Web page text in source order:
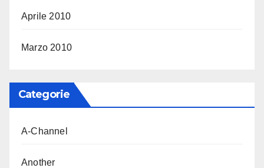
Aprile 2010
Marzo 2010
Categorie
A-Channel
Another